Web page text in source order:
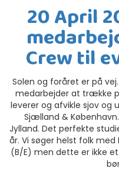
20 April
Crew til
Solen og foråret er på
medarbejder at trække
leverer og afvikle sjov og
Sjælland &
Jylland. Det perfekte
år. Vi søger helst folk
(B/E) men dette er ikke